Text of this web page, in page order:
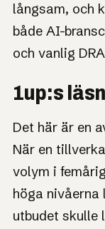
långsam, och
både AI-
och vanlig
1up:s
Det här är en
När en
volym i
höga
utbudet skulle